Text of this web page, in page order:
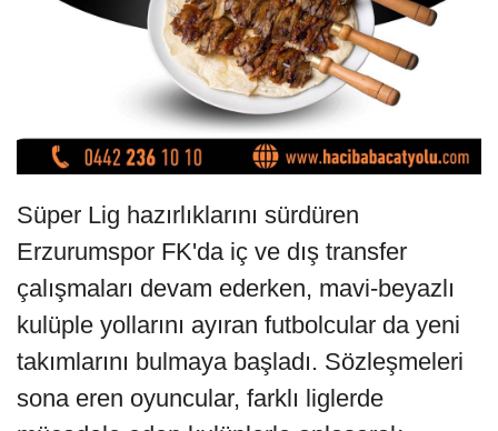
Süper Lig hazırlıklarını sürdüren
Erzurumspor FK'da iç ve dış transfer
çalışmaları devam ederken, mavi-beyazlı
kulüple yollarını ayıran futbolcular da yeni
takımlarını bulmaya başladı. Sözleşmeleri
sona eren oyuncular, farklı liglerde